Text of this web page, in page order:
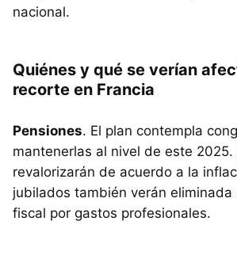
nacional.
Quiénes y qué se verían
recorte en Francia
Pensiones. El plan contempla
mantenerlas al nivel de este 2025.
revalorizarán de acuerdo a la
jubilados también verán eliminada
fiscal por gastos profesionales.